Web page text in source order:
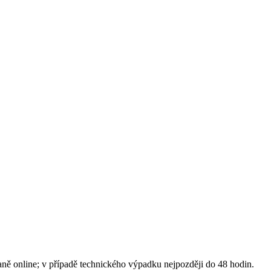
online; v případě technického výpadku nejpozději do 48 hodin.